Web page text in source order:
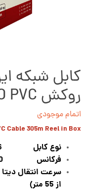
روکش NEO PVC
اتمام موجودی
Cable 305m Reel in Box
نوع کابل Cat6
فرکانس 300 مگاهرتز
از 55 متر)